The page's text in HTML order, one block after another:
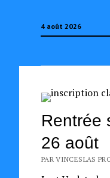
4 août 2026
Rentrée
26 août
PAR VINCESLAS